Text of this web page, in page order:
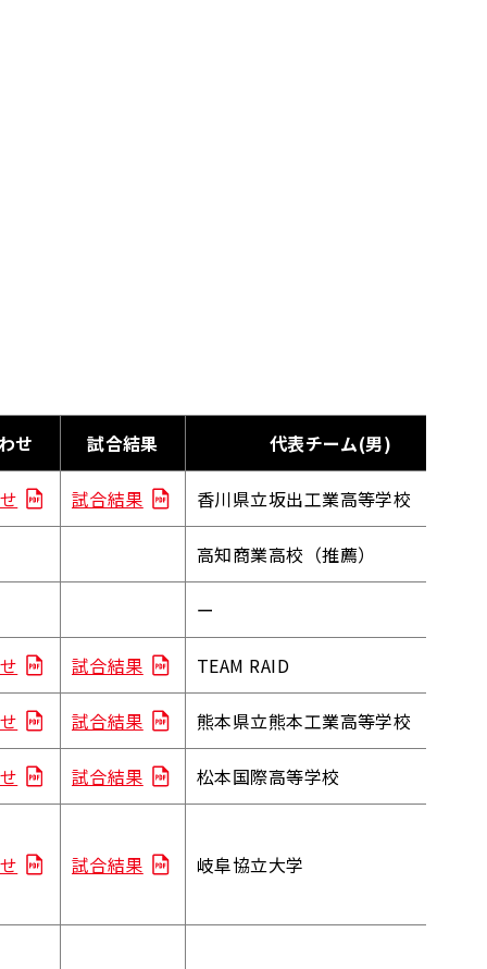
せ 試合結果 代表チーム(男)
試合結果 香川県立坂出工業高等学校
高知商業高校（推薦）
ー
試合結果 TEAM RAID
試合結果 熊本県立熊本工業高等学校
試合結果 松本国際高等学校
試合結果 岐阜協立大学